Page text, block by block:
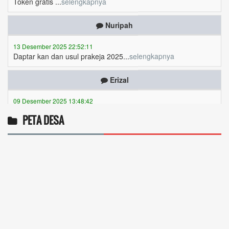
Nuripah
Daptar kan dan usul prakeja 2025...selengkapnya
Erizal
Token listrik...selengkapnya
06 Desember 2025 18:38:17
PETA DESA